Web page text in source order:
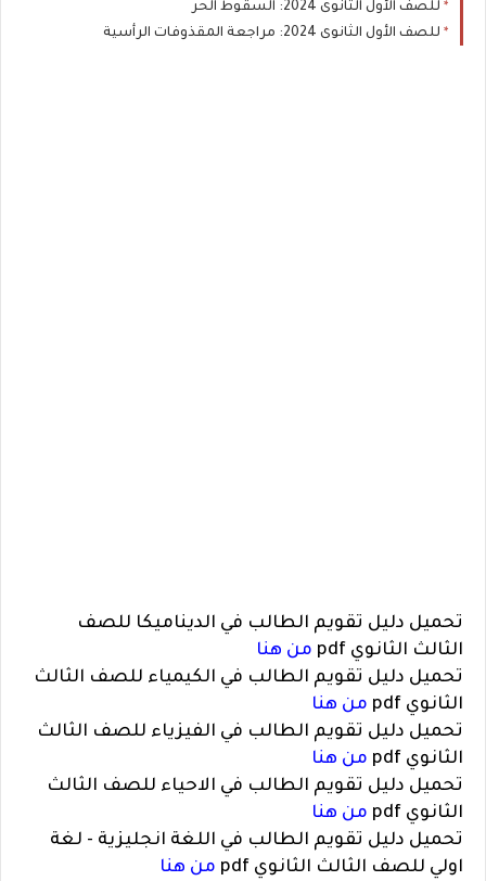
للصف الأول الثانوى 2024: السقوط الحر
للصف الأول الثانوى 2024: مراجعة المقذوفات الرأسية
تحميل دليل تقويم الطالب في الديناميكا للصف
الثالث الثانوي pdf
من هنا
تحميل دليل تقويم الطالب في الكيمياء للصف الثالث
الثانوي pdf
من هنا
تحميل دليل تقويم الطالب في الفيزياء للصف الثالث
الثانوي pdf
من هنا
تحميل دليل تقويم الطالب في الاحياء للصف الثالث
الثانوي pdf
من هنا
تحميل دليل تقويم الطالب في اللغة انجليزية - لغة
اولي للصف الثالث الثانوي pdf
من هنا